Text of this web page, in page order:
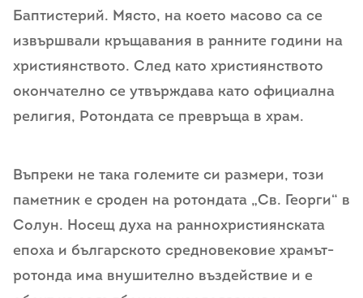
Баптистерий. Място, на което масово са се
извършвали кръщавания в ранните години на
християнството. След като християнството
окончателно се утвърждава като официална
религия, Ротондата се превръща в храм.
Въпреки не така големите си размери, този
паметник е сроден на ротондата „Св. Георги“ в
Солун. Носещ духа на раннохристиянската
епоха и българското средновековие храмът-
ротонда има внушително въздействие и е